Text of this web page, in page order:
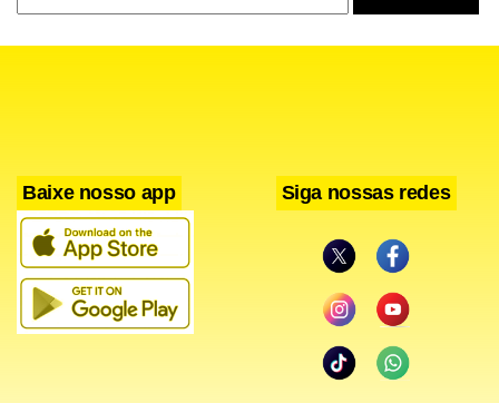
Baixe nosso app Siga nossas redes